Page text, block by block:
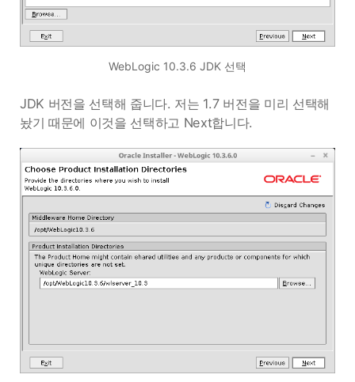
WebLogic 10.3.6 JDK 선택
JDK 버전을 선택해 줍니다. 저는 1.7 버전을 미리 선택해
놨기 때문에 이것을 선택하고 Next합니다.